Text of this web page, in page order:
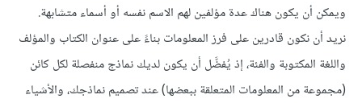
ويمكن أن يكون هناك عدة مؤلفين لهم الاسم نفسه أو أسماء متشابهة.
نريد أن نكون قادرين على فرز المعلومات بناءً على عنوان الكتاب والمؤلف
واللغة المكتوبة والفئة، إذ يُفضَّل أن يكون لديك نماذج منفصلة لكل كائن
(مجموعة من المعلومات المتعلقة ببعضها) عند تصميم نماذجك، والأشياء